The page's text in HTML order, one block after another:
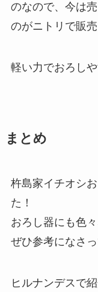
のなので、今は
のがニトリで販売
軽い力でおろし
まとめ
杵島家イチオシ
た！
おろし器にも色
ぜひ参考になさっ
ヒルナンデスで